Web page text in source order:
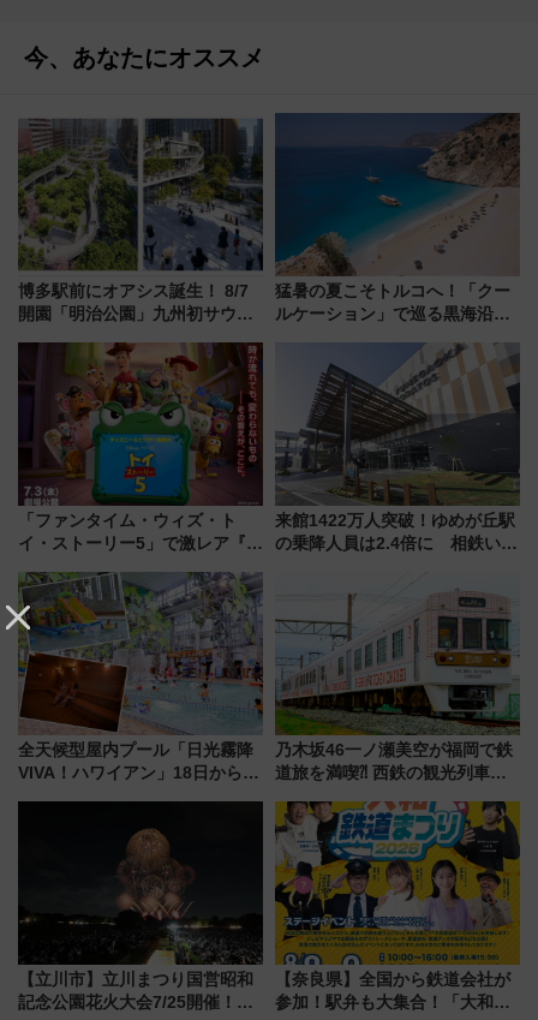
今、あなたにオススメ
博多駅前にオアシス誕生！ 8/7
開園「明治公園」九州初サウナ
品グルメ登場で駅前の過ごし方
はどう変わる？
猛暑の夏こそトルコへ！「クー
ルケーション」で巡る黒海沿岸
連検索数が前年比237％増、ナ
ショジオも認める『2026年に訪
れるべき世界の旅先』
「ファンタイム・ウィズ・ト
イ・ストーリー5」で激レア『ロ
デコレーションも徹底解説
来館1422万人突破！ゆめが丘駅
の乗降人員は2.4倍に 相鉄いず
年祭にそうにゃん＆DB.スター
全天候型屋内プール「日光霧降
VIVA！ハワイアン」18日から営
代が一日中楽しる夏のリゾート
乃木坂46一ノ瀬美空が福岡で鉄
道旅を満喫⁈ 西鉄の観光列車
CHIKUGO」で巡る福岡･太宰
府･柳川の旅！YouTubeが公開
に
【立川市】立川まつり国営昭和
記念公園花火大会7/25開催！
【奈良県】全国から鉄道会社が
参加！駅弁も大集合！「大和鉄